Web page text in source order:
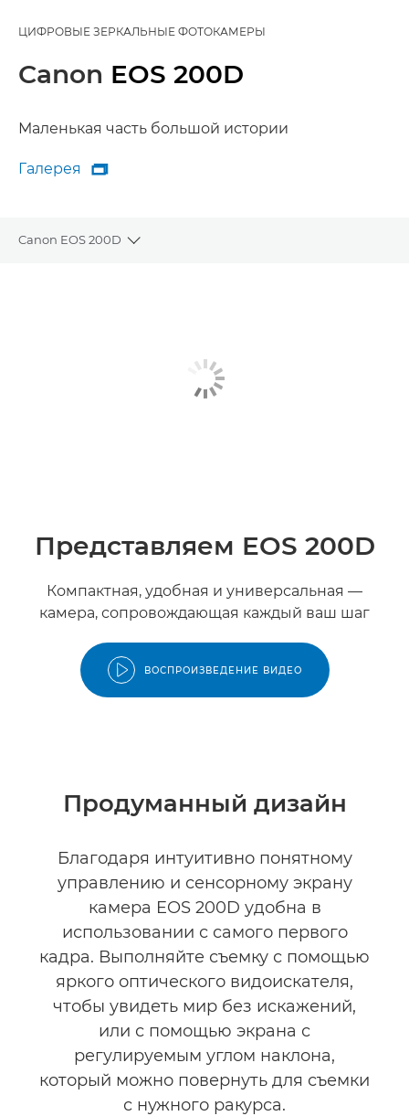
ЦИФРОВЫЕ ЗЕРКАЛЬНЫЕ ФОТОКАМЕРЫ
Canon EOS 200D
Маленькая часть большой истории
Галерея
Галерея

Canon EOS 200D
Toggle breadcrumbs
Представляем EOS 200D
Компактная, удобная и универсальная —
камера, сопровождающая каждый ваш шаг
ВОСПРОИЗВЕДЕНИЕ ВИДЕО
Продуманный дизайн
Благодаря интуитивно понятному
управлению и сенсорному экрану
камера EOS 200D удобна в
использовании с самого первого
кадра. Выполняйте съемку с помощью
яркого оптического видоискателя,
чтобы увидеть мир без искажений,
или с помощью экрана с
регулируемым углом наклона,
который можно повернуть для съемки
с нужного ракурса.